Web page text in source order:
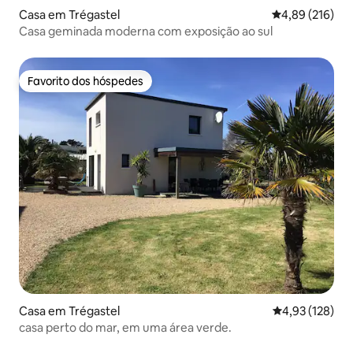
Casa em Trégastel Classificação
4,89 (216)
Casa geminada moderna com exposição ao sul
Favorito dos hóspedes
Favorito dos hóspedes
Casa em Trégastel Classificação
4,93 (128)
casa perto do mar, em uma área verde.